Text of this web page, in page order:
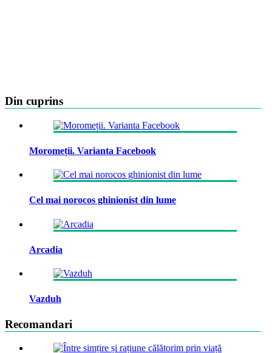
Din cuprins
Moromeții. Varianta Facebook
Cel mai norocos ghinionist din lume
Arcadia
Vazduh
Recomandari